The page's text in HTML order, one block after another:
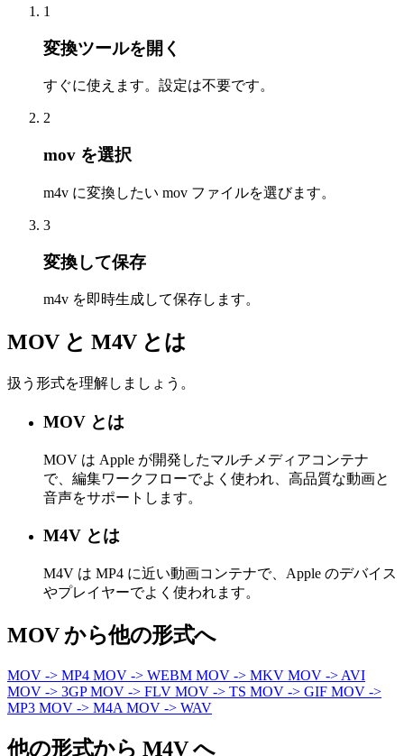
1
変換ツールを開く
すぐに使えます。設定は不要です。
2
mov を選択
m4v に変換したい mov ファイルを選びます。
3
変換して保存
m4v を即時生成して保存します。
MOV と M4V とは
扱う形式を理解しましょう。
MOV とは
MOV は Apple が開発したマルチメディアコンテナ
で、編集ワークフローでよく使われ、高品質な動画と
音声をサポートします。
M4V とは
M4V は MP4 に近い動画コンテナで、Apple のデバイス
やプレイヤーでよく使われます。
MOV から他の形式へ
MOV -> MP4 MOV -> WEBM MOV -> MKV MOV -> AVI
MOV -> 3GPMOV -> FLV MOV -> TS MOV -> GIF MOV ->
MP3 MOV -> M4A MOV -> WAV
他の形式から M4V へ